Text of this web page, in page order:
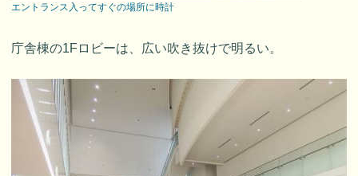
エントランス入ってすぐの場所に時計
庁舎棟の1Fロビーは、広い吹き抜けで明るい。